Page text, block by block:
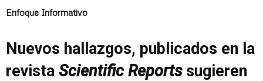
Enfoque Informativo
Nuevos hallazgos, publicados en la
revista Scientific Reportssugieren